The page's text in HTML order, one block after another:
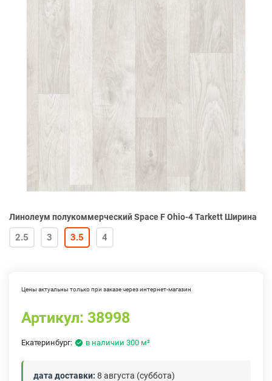
Линолеум полукоммерческий Space F Ohio-4 Tarkett Ширина
2.5 3 3.5 4
Цены актуальны только при заказе через интернет-магазин
Артикул: 38998
Екатеринбург: в наличии 300 м²
дата доставки: 8 августа (суббота)